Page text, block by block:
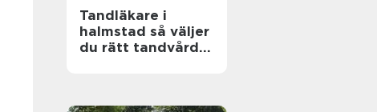
Tandläkare i
halmstad så väljer
du rätt tandvård